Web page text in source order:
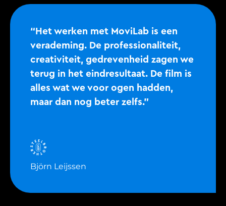
“Het werken met MoviLab is een
verademing. De professionaliteit,
creativiteit, gedrevenheid zagen we
terug in het eindresultaat. De film is
alles wat we voor ogen hadden,
maar dan nog beter zelfs.”
Björn Leijssen